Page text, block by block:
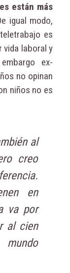
están más
igual modo,
es
vida laboral y
ex-
no opinan
niños no es
al
creo
en
va por
al cien